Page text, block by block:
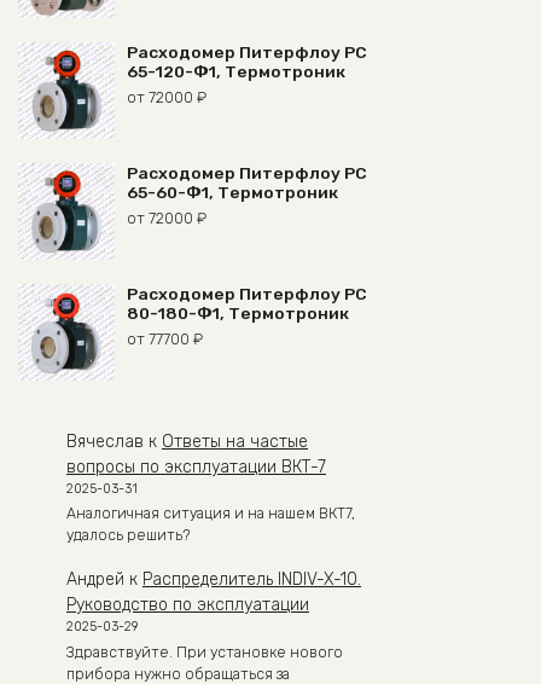
Расходомер Питерфлоу РС
65-120-Ф1, Термотроник
от 72000 ₽
Расходомер Питерфлоу РС
65-60-Ф1, Термотроник
от 72000 ₽
Расходомер Питерфлоу РС
80-180-Ф1, Термотроник
от 77700 ₽
Вячеслав к Ответы на частые
вопросы по эксплуатации ВКТ-7
2025-03-31
Аналогичная ситуация и на нашем ВКТ7,
удалось решить?
Андрей к Распределитель INDIV-X-10.
Руководство по эксплуатации
2025-03-29
Здравствуйте. При установке нового
прибора нужно обращаться за